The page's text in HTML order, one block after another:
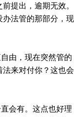
提出，逾期无效。
办法管的那部分，现
由，现在突然管的
来对付你？这也会
会有。这点也好理